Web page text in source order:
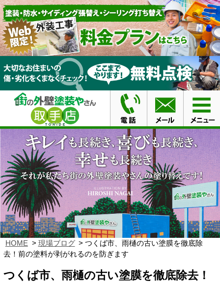
HOME 現場ブログ
つくば市、雨樋の古い塗膜を徹底除
去！前の塗料が剥がれるのを防ぎます
つくば市、雨樋の古い塗膜を徹底除去！